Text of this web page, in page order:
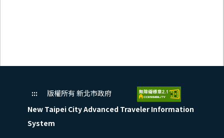
:::
版權所有 新北市政府
New Taipei City Advanced Traveler Information
System